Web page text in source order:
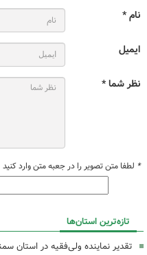
نام *
ایمیل
نظر شما *
* لطفا متن تصویر را در جعبه متن وارد کنید
تازه‌ترین استان‌ها
تقدیر نماینده ولی‌فقیه در استان